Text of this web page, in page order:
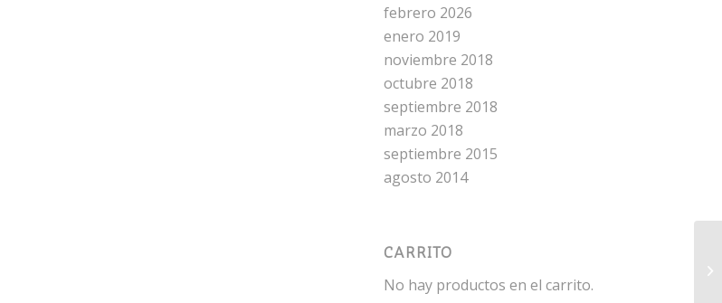
febrero 2026
enero 2019
noviembre 2018
octubre 2018
septiembre 2018
marzo 2018
septiembre 2015
agosto 2014
CARRITO
No hay productos en el carrito.